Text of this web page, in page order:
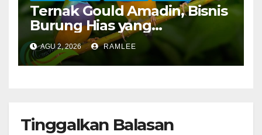
Ternak Gould Amadin, Bisnis
Burung Hias yang
Menguntungkan
AGU 2, 2026 RAMLEE
Tinggalkan Balasan